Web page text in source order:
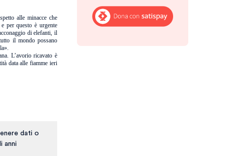
alle minacce che
per questo è urgente
di elefanti, il
il mondo possano
L’avorio ricavato è
data alle fiamme ieri
dati o
anni